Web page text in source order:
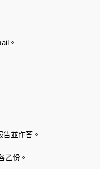
。
並作答。
乙份。